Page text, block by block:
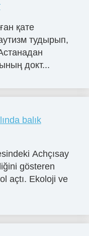
қате
аутизм тудырып,
докт...
balık
Achçısay
gösteren
açtı. Ekoloji ve